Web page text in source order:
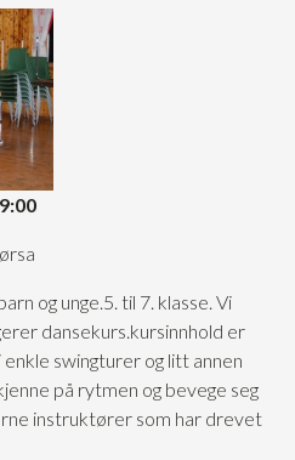
og unge.5. til 7. klasse. Vi
dansekurs.kursinnhold er
swingturer og litt annen
på rytmen og bevege seg
instruktører som har drevet